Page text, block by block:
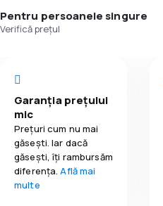
Pentru persoanele singure
Verifică prețul
Garanția prețului
mic
Prețuri cum nu mai
găsești. Iar dacă
găseşti, îți rambursăm
diferența.Află mai
multe